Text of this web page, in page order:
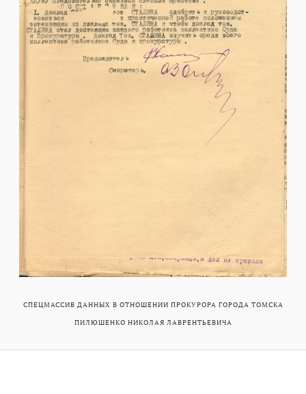
СПЕЦМАССИВ ДАННЫХ В ОТНОШЕНИИ ПРОКУРОРА ГОРОДА ТОМСКА
ПИЛЮШЕНКО НИКОЛАЯ ЛАВРЕНТЬЕВИЧА